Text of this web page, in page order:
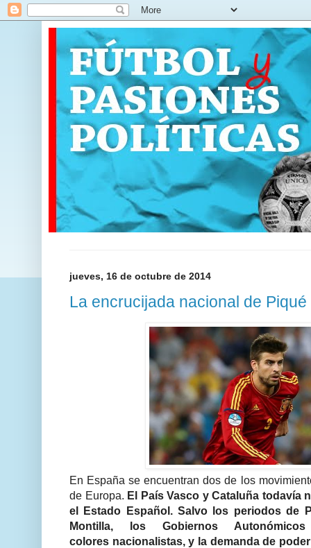
jueves, 16 de octubre de 2014
La encrucijada nacional de Piqué
En España se encuentran dos de los
de Europa. El País Vasco y Cataluña todavía
el Estado Español. Salvo los periodos de
Montilla, los Gobiernos
colores nacionalistas, y la demanda de